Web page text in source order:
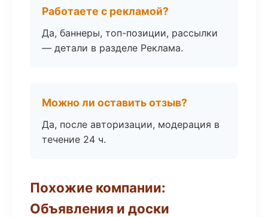
Работаете с рекламой?
Да, баннеры, топ-позиции, рассылки
— детали в разделе Реклама.
Можно ли оставить отзыв?
Да, после авторизации, модерация в
течение 24 ч.
Похожие компании:
Объявления и доски